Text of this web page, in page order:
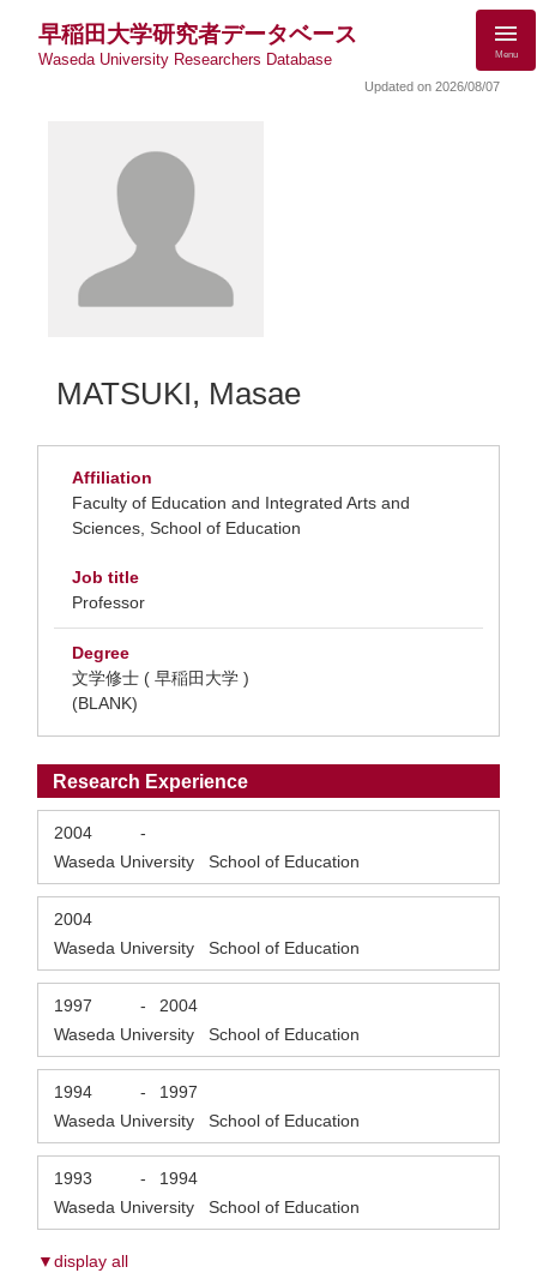
早稲田大学研究者データベース
Waseda University Researchers Database Menu
Updated on 2026/08/07
MATSUKI, Masae
Affiliation
Faculty of Education and Integrated Arts and
Sciences, School of Education
Job title
Professor
Degree
文学修士 ( 早稲田大学 )
(BLANK)
Research Experience
2004
-
Waseda University School of Education
2004
Waseda University School of Education
1997 -
2004
Waseda University School of Education
1994 -
1997
Waseda University School of Education
1993 -
1994
Waseda University School of Education
▼display all